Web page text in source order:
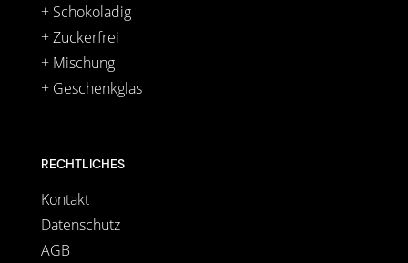
+ Schokoladig
+ Zuckerfrei
+ Mischung
+ Geschenkglas
RECHTLICHES
Kontakt
Datenschutz
AGB